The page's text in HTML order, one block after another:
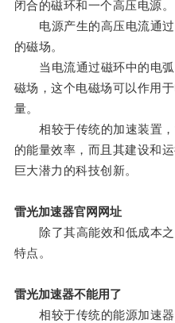
闭合的磁环和一个高压电源。
电源产生的高压电流通过
的磁场。
当电流通过磁环中的电弧
磁场，这个电磁场可以作用
量。
相较于传统的加速装置，
的能量效率，而且其建设和
巨大潜力的科技创新。
雷光加速器官网网址
除了其高能效和低成本之
特点。
雷光加速器不能用了
相较于传统的能源加速器